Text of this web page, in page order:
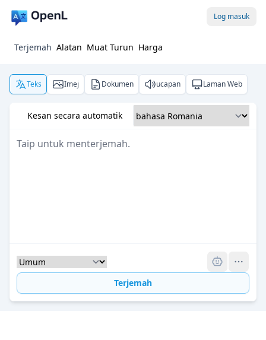
Log masuk
Terjemah Alatan Muat Turun Harga
Teks Imej Dokumen ucapan Laman Web
Kesan secara automatik
Terjemah